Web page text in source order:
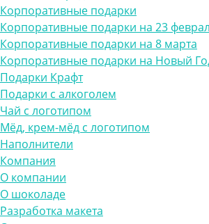
Корпоративные подарки
Корпоративные подарки на 23
Корпоративные подарки на 8 марта
Корпоративные подарки на Новый
Подарки Крафт
Подарки с алкоголем
Чай с логотипом
Мёд, крем-мёд с логотипом
Наполнители
Компания
О компании
О шоколаде
Разработка макета